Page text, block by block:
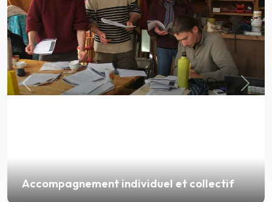
Formations techniques
Précédent